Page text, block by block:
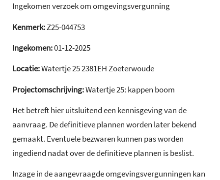
Ingekomen verzoek om omgevingsvergunning
Kenmerk:Z25-044753
Ingekomen:01-12-2025
Locatie:Watertje 25 2381EH Zoeterwoude
Projectomschrijving:Watertje 25: kappen boom
Het betreft hier uitsluitend een kennisgeving van de
aanvraag. De definitieve plannen worden later bekend
gemaakt. Eventuele bezwaren kunnen pas worden
ingediend nadat over de definitieve plannen is beslist.
Inzage in de aangevraagde omgevingsvergunningen kan